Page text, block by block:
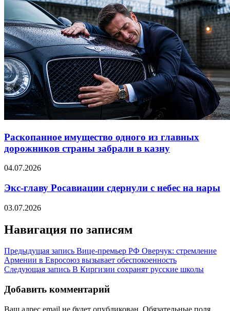
Раскопанное имущество одного из главных
дорожников страны забрали в казну
04.07.2026
Экс-главу Росавиации сдернули с небес на нары
03.07.2026
Навигация по записям
Предыдущая запись Вице-премьер РФ Оверчук: стремление
Армении в Евросоюз вызывает обеспокоенность
Следующая запись В Киргизии сохранят русские школы
Добавить комментарий
Ваш адрес email не будет опубликован. Обязательные поля